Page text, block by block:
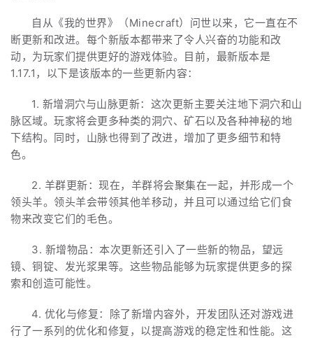
自从《我的世界》（Minecraft）问世以来，它一直在不
断更新和改进。每个新版本都带来了令人兴奋的功能和改
动，为玩家们提供更好的游戏体验。目前，最新版本是
1.17.1，以下是该版本的一些更新内容：
1. 新增洞穴与山脉更新：这次更新主要关注地下洞穴和山
脉区域。玩家将会更多种类的洞穴、矿石以及各种神秘的地
下结构。同时，山脉也得到了改进，增加了更多细节和特
色。
2. 羊群更新：现在，羊群将会聚集在一起，并形成一个
领头羊。领头羊会带领其他羊移动，并且可以通过给它们食
物来改变它们的毛色。
3. 新增物品：本次更新还引入了一些新的物品，望远
镜、铜锭、发光浆果等。这些物品能够为玩家提供更多的探
索和创造可能性。
4. 优化与修复：除了新增内容外，开发团队还对游戏进
行了一系列的优化和修复，以提高游戏的稳定性和性能。这